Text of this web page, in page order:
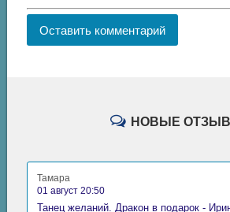
Оставить комментарий
НОВЫЕ
Тамара
01 август 20:50
Танец желаний. Дракон в подарок -